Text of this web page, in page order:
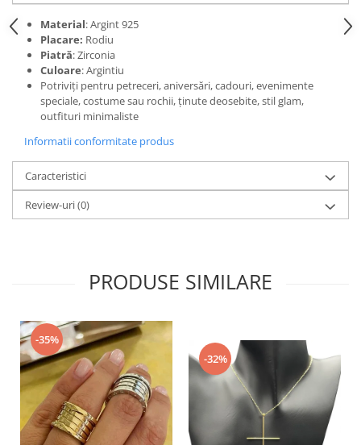
Material: Argint 925
Placare: Rodiu
Piatră: Zirconia
Culoare: Argintiu
Potriviți pentru petreceri, aniversări, cadouri, evenimente
speciale, costume sau rochii, ținute deosebite, stil glam,
outfituri minimaliste
Informatii conformitate produs
Caracteristici
Review-uri(0)
PRODUSE SIMILARE
-35%
-32%